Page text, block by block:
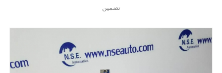
تضمین